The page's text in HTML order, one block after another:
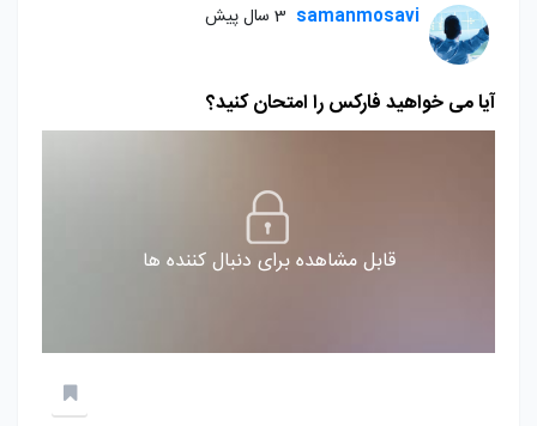
samanmosavi 3 سال پیش
آیا می خواهید فارکس را امتحان کنید؟
قابل مشاهده برای دنبال کننده ها